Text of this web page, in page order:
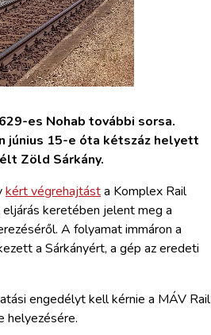
es Nohab további sorsa.
június 15-e óta kétszáz helyett
Zöld Sárkány.
kért végrehajtásta Komplex Rail
keretében jelent meg a
A folyamat immáron a
a Sárkányért, a gép az eredeti
engedélyt kell kérnie a MÁV Rail
helyezésére.